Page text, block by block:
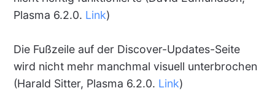
Plasma 6.2.0. Link)
Die Fußzeile auf der Discover-Updates-Seite
wird nicht mehr manchmal visuell unterbrochen
(Harald Sitter, Plasma 6.2.0. Link)